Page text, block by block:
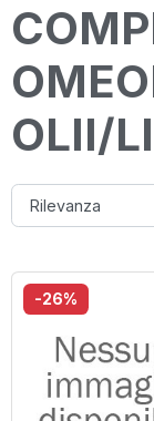
OLII/
-26%